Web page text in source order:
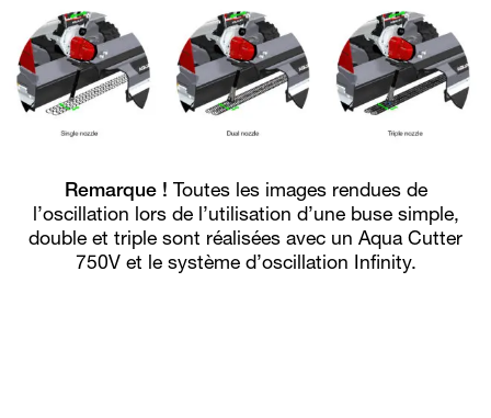
Remarque ! Toutes les images rendues de
l’oscillation lors de l’utilisation d’une buse simple,
double et triple sont réalisées avec un Aqua Cutter
750V et le système d’oscillation Infinity.